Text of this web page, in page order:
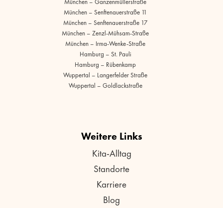
München – Ganzenmüllerstraße
München – Senftenauerstraße 11
München – Senftenauerstraße 17
München – Zenzl-Mühsam-Straße
München – Irma-Wenke-Straße
Hamburg – St. Pauli
Hamburg – Rübenkamp
Wuppertal – Langerfelder Straße
Wuppertal – Goldlackstraße
Weitere Links
Kita-Alltag
Standorte
Karriere
Blog